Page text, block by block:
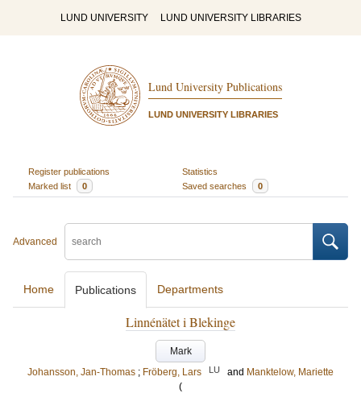
LUND UNIVERSITY LUND UNIVERSITY LIBRARIES
Lund University Publications
LUND UNIVERSITY LIBRARIES
Register publications
Statistics
Marked list
0 Saved searches 0
Advanced
Home Publications Departments
Linnénätet i Blekinge
Mark
Johansson, Jan-Thomas ; Fröberg, Lars LU and Manktelow, Mariette
(